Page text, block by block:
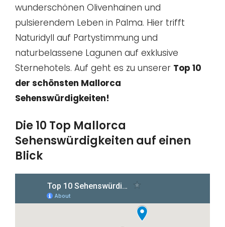
wunderschönen Olivenhainen und
pulsierendem Leben in Palma. Hier trifft
Naturidyll auf Partystimmung und
naturbelassene Lagunen auf exklusive
Sternehotels. Auf geht es zu unserer Top 10
der schönsten Mallorca
Sehenswürdigkeiten!
Die 10 Top Mallorca
Sehenswürdigkeiten auf einen
Blick